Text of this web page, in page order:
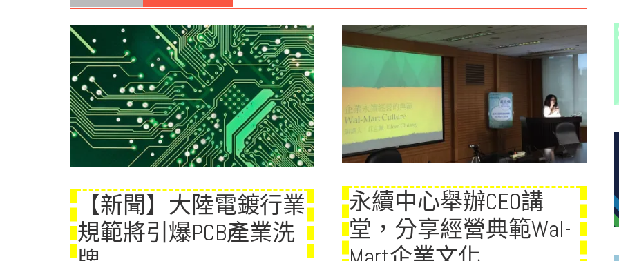
【新聞】大陸電鍍行業
規範將引爆PCB產業洗
永續中心舉辦CEO講
堂，分享經營典範Wal-